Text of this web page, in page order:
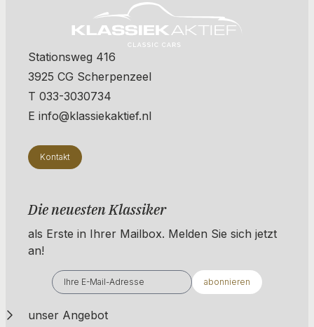
Stationsweg 416
3925 CG Scherpenzeel
T 033-3030734
E info@klassiekaktief.nl
Kontakt
Die neuesten Klassiker
als Erste in Ihrer Mailbox. ​​​​​​Melden Sie sich jetzt
an!
abonnieren
unser Angebot